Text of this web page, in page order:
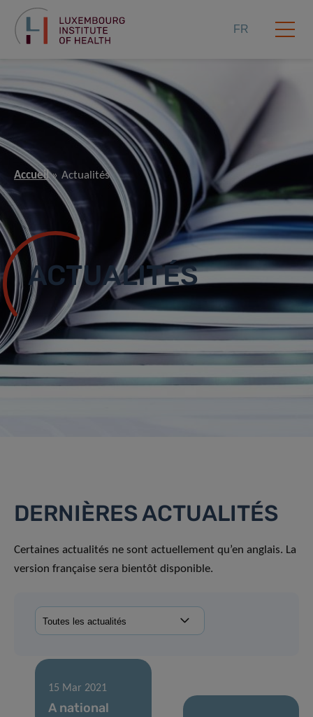
FR
Accueil Actualités
ACTUALITÉS
DERNIÈRES ACTUALITÉS
Certaines actualités ne sont actuellement qu’en anglais. La
version française sera bientôt disponible.
15 Mar 2021
A national